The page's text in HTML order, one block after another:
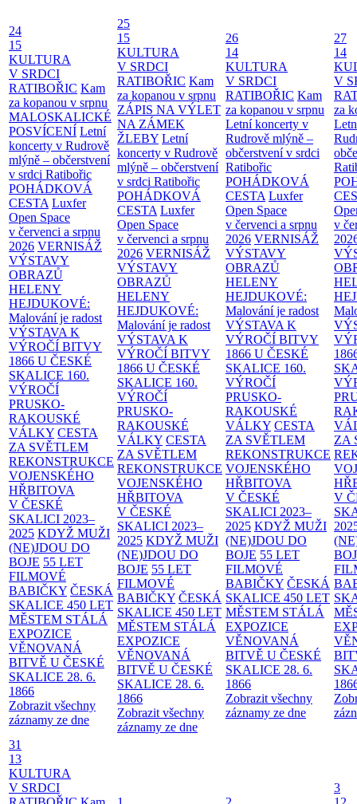
24
15
KULTURA
V SRDCI
RATIBOŘIC Kam
za kopanou v srpnu
MALOSKALICKÉ
POSVÍCENÍ Letní
koncerty v Rudrově
mlýně – občerstvení
v srdci Ratibořic
POHÁDKOVÁ
CESTA Luxfer
Open Space
v červenci a srpnu
2026 VERNISÁŽ
VÝSTAVY
OBRAZŮ
HELENY
HEJDUKOVÉ:
Malování je radost
VÝSTAVA K
VÝROČÍ BITVY
1866 U ČESKÉ
SKALICE 160.
VÝROČÍ
PRUSKO-
RAKOUSKÉ
VÁLKY CESTA
ZA SVĚTLEM
REKONSTRUKCE
VOJENSKÉHO
HŘBITOVA
V ČESKÉ
SKALICI 2023–
2025 KDYŽ MUŽI
(NE)JDOU DO
BOJE 55 LET
FILMOVÉ
BABIČKY ČESKÁ
SKALICE 450 LET
MĚSTEM STÁLÁ
EXPOZICE
VĚNOVANÁ
BITVĚ U ČESKÉ
SKALICE 28. 6.
1866
Zobrazit všechny
záznamy ze dne
25
15
KULTURA
V SRDCI
RATIBOŘIC Kam
za kopanou v srpnu
ZÁPIS NA VÝLET
NA ZÁMEK
ŽLEBY Letní
koncerty v Rudrově
mlýně – občerstvení
v srdci Ratibořic
POHÁDKOVÁ
CESTA Luxfer
Open Space
v červenci a srpnu
2026 VERNISÁŽ
VÝSTAVY
OBRAZŮ
HELENY
HEJDUKOVÉ:
Malování je radost
VÝSTAVA K
VÝROČÍ BITVY
1866 U ČESKÉ
SKALICE 160.
VÝROČÍ
PRUSKO-
RAKOUSKÉ
VÁLKY CESTA
ZA SVĚTLEM
REKONSTRUKCE
VOJENSKÉHO
HŘBITOVA
V ČESKÉ
SKALICI 2023–
2025 KDYŽ MUŽI
(NE)JDOU DO
BOJE 55 LET
FILMOVÉ
BABIČKY ČESKÁ
SKALICE 450 LET
MĚSTEM STÁLÁ
EXPOZICE
VĚNOVANÁ
BITVĚ U ČESKÉ
SKALICE 28. 6.
1866
Zobrazit všechny
záznamy ze dne
26
14
KULTURA
V SRDCI
RATIBOŘIC Kam
za kopanou v srpnu
Letní koncerty v
Rudrově mlýně –
občerstvení v srdci
Ratibořic
POHÁDKOVÁ
CESTA Luxfer
Open Space
v červenci a srpnu
2026 VERNISÁŽ
VÝSTAVY
OBRAZŮ
HELENY
HEJDUKOVÉ:
Malování je radost
VÝSTAVA K
VÝROČÍ BITVY
1866 U ČESKÉ
SKALICE 160.
VÝROČÍ
PRUSKO-
RAKOUSKÉ
VÁLKY CESTA
ZA SVĚTLEM
REKONSTRUKCE
VOJENSKÉHO
HŘBITOVA
V ČESKÉ
SKALICI 2023–
2025 KDYŽ MUŽI
(NE)JDOU DO
BOJE 55 LET
FILMOVÉ
BABIČKY ČESKÁ
SKALICE 450 LET
MĚSTEM STÁLÁ
EXPOZICE
VĚNOVANÁ
BITVĚ U ČESKÉ
SKALICE 28. 6.
1866
Zobrazit všechny
záznamy ze dne
27
14
V
za
v
ZA
V
31
13
KULTURA
V SRDCI
3